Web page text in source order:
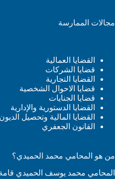
مجالات الممارسة
القضايا العمالية
قضايا الشركات
القضايا التجارية
قضايا الاحوال الشخصية
قضايا الجنايات
القضايا الدستورية والإدارية
القضايا المالية وتحصيل الديون
القانون الجعفري
من هو المحامي محمد الحميدي؟
المحامي محمد يوسف الحميدي قامة